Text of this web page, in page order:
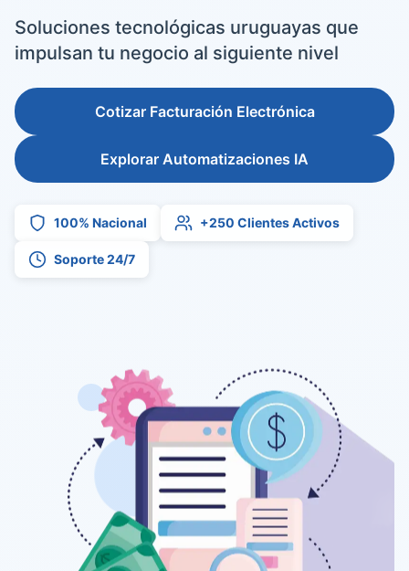
Soluciones tecnológicas uruguayas que
impulsan tu negocio al siguiente nivel
Cotizar Facturación Electrónica
Explorar Automatizaciones IA
100% Nacional +250 Clientes Activos
Soporte 24/7